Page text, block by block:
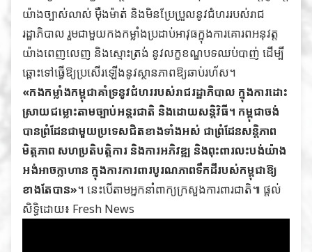
យ៉ាងច្បាស់លាស់ ម៉ឺងម៉ាត់ និងមិនប្រែប្រួលនូវជំហររបស់រាជ
រដ្ឋាភិបាល រួមជាមួយកងកម្លាំងប្រដាប់អាវុធក្នុងការគោរពអនុវត្ត
យ៉ាងពេញលេញ និងស្មោះត្រង់ នូវលក្ខខណ្ឌបទឈប់បាញ់ ដើម្បី
ឆ្ពោះទៅធ្វើឱ្យប្រសើរឡើងនូវស្ថានភាពឱ្យឆាប់រហ័ស។
«កងកម្លាំងកម្ពុជាគាំទ្រនូវជំហររបស់រាជរដ្ឋាភិបាល ក្នុងការដោះ
ស្រាយជម្លោះតាមច្បាប់អន្តរជាតិ និងដោយសន្តិវិធី។ កម្ពុជាចង់
បានព្រំដែនជាមួយប្រទេសជិតខាងទាំងអស់ ជាព្រំដែនសន្តិភាព
មិត្តភាព សហប្រតិបត្តិការ និងការអភិវឌ្ឍ និងពុះពារលះបង់យ៉ាង
អង់អាចក្លាហាន ក្នុងការការពារបូរណភាពទឹកដីរបស់កម្ពុជាឱ្យ
ខាងតែបាន»។ នេះបើតាមអ្នកនាំពាក្យក្រសួងការពារជាតិ៕ ផ្ដល់
សិទ្ធិដោយ៖ Fresh News